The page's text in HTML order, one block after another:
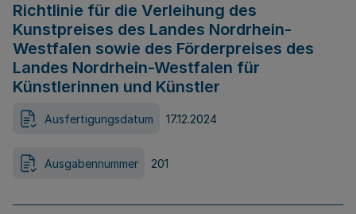
Richtlinie für die Verleihung des
Kunstpreises des Landes Nordrhein-
Westfalen sowie des Förderpreises des
Landes Nordrhein-Westfalen für
Künstlerinnen und Künstler
Ausfertigungsdatum 17.12.2024
Ausgabennummer 201